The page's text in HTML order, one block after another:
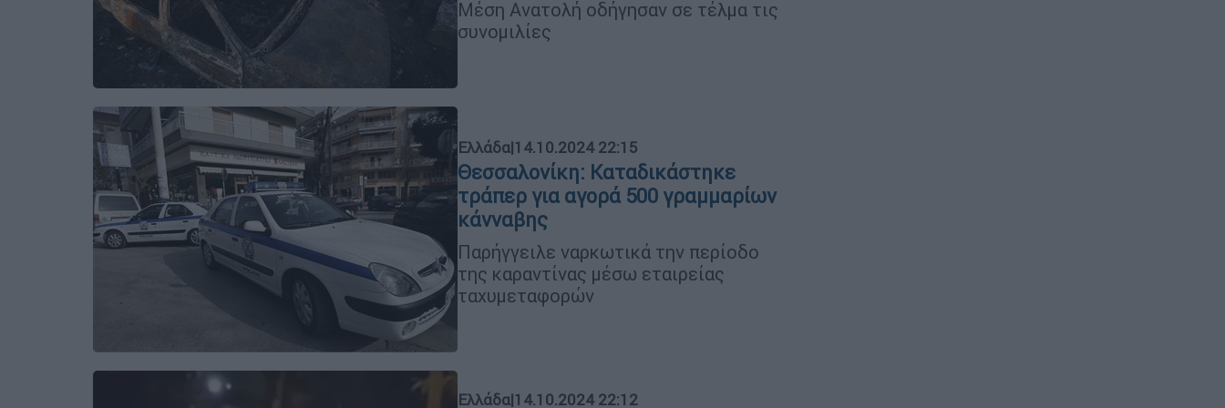
Μέση Ανατολή οδήγησαν σε τέλμα τις
συνομιλίες
Ελλάδα|14.10.2024 22:15
Θεσσαλονίκη: Καταδικάστηκε
τράπερ για αγορά 500 γραμμαρίων
κάνναβης
Παρήγγειλε ναρκωτικά την περίοδο
της καραντίνας μέσω εταιρείας
ταχυμεταφορών
Ελλάδα|14.10.2024 22:12